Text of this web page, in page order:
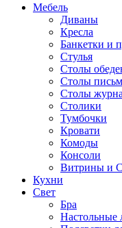
Мебель
Диваны
Кресла
Банкетки и
Стулья
Столы
Столы
Столы
Столики
Тумбочки
Кровати
Комоды
Консоли
Витрины и
Кухни
Свет
Бра
Настольные